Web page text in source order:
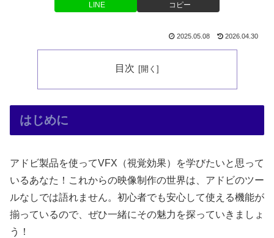
LINE コピー
2025.05.08 2026.04.30
目次
はじめに
アドビ製品を使ってVFX（視覚効果）を学びたいと思って
いるあなた！これからの映像制作の世界は、アドビのツー
ルなしでは語れません。初心者でも安心して使える機能が
揃っているので、ぜひ一緒にその魅力を探っていきましょ
う！